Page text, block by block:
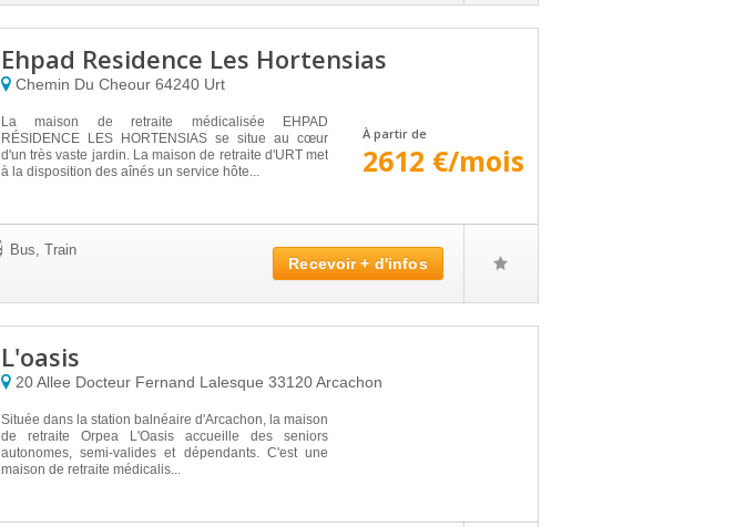
Ehpad Residence Les Hortensias
Chemin Du Cheour 64240 Urt
La maison de retraite médicalisée EHPAD
RÉSIDENCE LES HORTENSIAS se situe au cœur
d'un très vaste jardin. La maison de retraite d'URT met
à la disposition des aînés un service hôte...
À partir de
2612 €/mois
Bus, Train
Recevoir + d'infos
L'oasis
20 Allee Docteur Fernand Lalesque 33120Arcachon
Située dans la station balnéaire d'Arcachon, la maison
de retraite Orpea L'Oasis accueille des seniors
autonomes, semi-valides et dépendants. C'est une
maison de retraite médicalis...